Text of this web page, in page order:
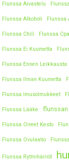
Flunssa Aivastelu
Flunssa Alkoholi Flunssa
Flunssa Chili Flunssa
Flunssa Ei Kuumetta
Flunssa Ennen Leikkausta
Flunssa Ilman Kuumetta
Flunssa Imusolmukkeet
Flunssa Lääke
Flunssa Oireet Kesto
Flunssa Ovulaatio
Flunssa Rytmihäiriöt